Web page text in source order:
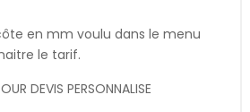
en mm voulu dans le menu
le tarif.
DEVIS PERSONNALISE